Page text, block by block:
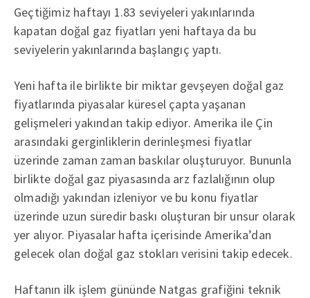
Geçtiğimiz haftayı 1.83 seviyeleri yakınlarında
kapatan doğal gaz fiyatları yeni haftaya da bu
seviyelerin yakınlarında başlangıç yaptı.
Yeni hafta ile birlikte bir miktar gevşeyen doğal gaz
fiyatlarında piyasalar küresel çapta yaşanan
gelişmeleri yakından takip ediyor. Amerika ile Çin
arasındaki gerginliklerin derinleşmesi fiyatlar
üzerinde zaman zaman baskılar oluşturuyor. Bununla
birlikte doğal gaz piyasasında arz fazlalığının olup
olmadığı yakından izleniyor ve bu konu fiyatlar
üzerinde uzun süredir baskı oluşturan bir unsur olarak
yer alıyor. Piyasalar hafta içerisinde Amerika’dan
gelecek olan doğal gaz stokları verisini takip edecek.
Haftanın ilk işlem gününde Natgas grafiğini teknik